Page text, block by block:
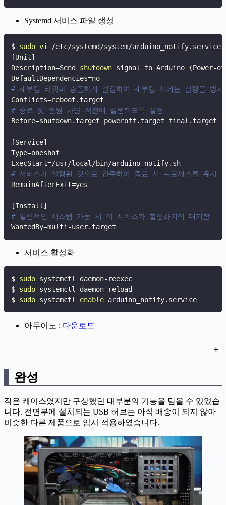
Systemd 서비스 파일 생성
$ sudo vi
[Unit]
Description=Send shutdown signal to Arduino (Power-
DefaultDependencies=
# 재부팅 타겟과 충돌하게 설정하여 재부팅 시에는 실행을 방지
Conflicts=
# 종료 및 전원 차단 직전에 실행되도록 설정
Before=shutdown.target poweroff.target final.target
[Service]
Type=
ExecStart=
# 서비스가 실행된 것으로 간주하여 종료 시 프로세스를 유지
RemainAfterExit=yes
[Install]
# 일반적인 시스템 가동 시 이 서비스가 활성화되어 대기함
WantedBy=multi-user.target
서비스 활성화
$ sudo systemctl daemon-reexec
$ sudo systemctl daemon-reload
$ sudo systemctl enable arduino_notify.service
아두이노 : 다운로드
+
완성
작은 케이스였지만 구상했던 대부분의 기능을 담을 수 있었습
니다. 전면부에 설치되는 USB 허브는 아직 배송이 되지 않아
비슷한 다른 제품으로 임시 적용하였습니다.